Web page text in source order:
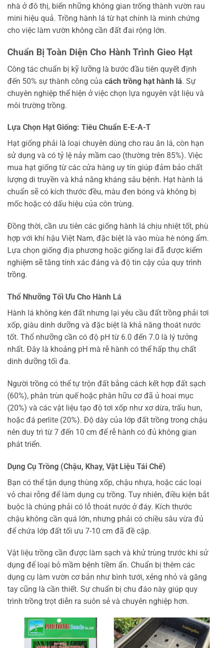
nhà ở đô thị, biến những không gian trống thành vườn rau
mini hiệu quả. Trồng hành lá từ hạt chính là minh chứng
cho việc làm vườn không cần đất đai rộng lớn.
Chuẩn Bị Toàn Diện Cho Hành Trình Gieo Hạt
Công tác chuẩn bị kỹ lưỡng là bước đầu tiên quyết định
đến 50% sự thành công của cách trồng hạt hành lá. Sự
chuyên nghiệp thể hiện ở việc chọn lựa nguyên vật liệu và
môi trường trồng.
Lựa Chọn Hạt Giống: Tiêu Chuẩn E-E-A-T
Hạt giống phải là loại chuyên dùng cho rau ăn lá, còn hạn
sử dụng và có tỷ lệ nảy mầm cao (thường trên 85%). Việc
mua hạt giống từ các cửa hàng uy tín giúp đảm bảo chất
lượng di truyền và khả năng kháng sâu bệnh. Hạt hành lá
chuẩn sẽ có kích thước đều, màu đen bóng và không bị
mốc hoặc có dấu hiệu của côn trùng.
Đồng thời, cần ưu tiên các giống hành lá chịu nhiệt tốt, phù
hợp với khí hậu Việt Nam, đặc biệt là vào mùa hè nóng ẩm.
Lựa chọn giống địa phương hoặc giống lai đã được kiểm
nghiệm sẽ tăng tính xác đáng và độ tin cậy của quy trình
trồng.
Thổ Nhưỡng Tối Ưu Cho Hành Lá
Hành lá không kén đất nhưng lại yêu cầu đất trồng phải tơi
xốp, giàu dinh dưỡng và đặc biệt là khả năng thoát nước
tốt. Thổ nhưỡng cần có độ pH từ 6.0 đến 7.0 là lý tưởng
nhất. Đây là khoảng pH mà rễ hành có thể hấp thụ chất
dinh dưỡng tối đa.
Người trồng có thể tự trộn đất bằng cách kết hợp đất sạch
(60%), phân trùn quế hoặc phân hữu cơ đã ủ hoai mục
(20%) và các vật liệu tạo độ tơi xốp như xơ dừa, trấu hun,
hoặc đá perlite (20%). Độ dày của lớp đất trồng trong chậu
nên duy trì từ 7 đến 10 cm để rễ hành có đủ không gian
phát triển.
Dụng Cụ Trồng (Chậu, Khay, Vật Liệu Tái Chế)
Bạn có thể tận dụng thùng xốp, chậu nhựa, hoặc các loại
vỏ chai rỗng để làm dụng cụ trồng. Tuy nhiên, điều kiện bắt
buộc là chúng phải có lỗ thoát nước ở đáy. Kích thước
chậu không cần quá lớn, nhưng phải có chiều sâu vừa đủ
để chứa lớp đất tối ưu 7-10 cm đã đề cập.
Vật liệu trồng cần được làm sạch và khử trùng trước khi sử
dụng để loại bỏ mầm bệnh tiềm ẩn. Chuẩn bị thêm các
dụng cụ làm vườn cơ bản như bình tưới, xẻng nhỏ và găng
tay cũng là cần thiết. Sự chuẩn bị chu đáo này giúp quy
trình trồng trọt diễn ra suôn sẻ và chuyên nghiệp hơn.